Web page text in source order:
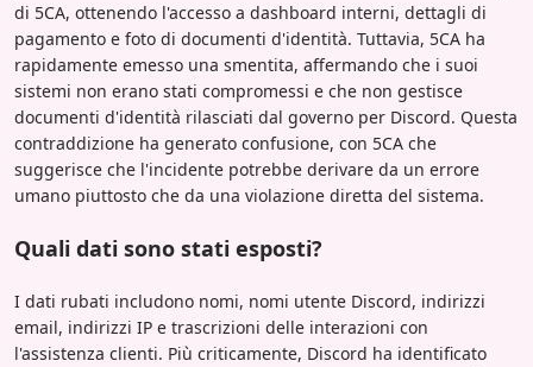
di 5CA, ottenendo l'accesso a dashboard interni, dettagli di
pagamento e foto di documenti d'identità. Tuttavia, 5CA ha
rapidamente emesso una smentita, affermando che i suoi
sistemi non erano stati compromessi e che non gestisce
documenti d'identità rilasciati dal governo per Discord. Questa
contraddizione ha generato confusione, con 5CA che
suggerisce che l'incidente potrebbe derivare da un errore
umano piuttosto che da una violazione diretta del sistema.
Quali dati sono stati esposti?
I dati rubati includono nomi, nomi utente Discord, indirizzi
email, indirizzi IP e trascrizioni delle interazioni con
l'assistenza clienti. Più criticamente, Discord ha identificato